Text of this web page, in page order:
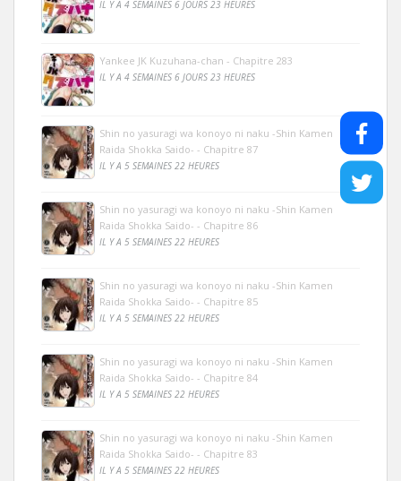
IL Y A 4 SEMAINES 6 JOURS 23 HEURES
Yankee JK Kuzuhana-chan - Chapitre 283
IL Y A 4 SEMAINES 6 JOURS 23 HEURES
Shin no yasuragi wa konoyo ni naku -Shin Kamen
Raida Shokka Saido- - Chapitre 87
IL Y A 5 SEMAINES 22 HEURES
Shin no yasuragi wa konoyo ni naku -Shin Kamen
Raida Shokka Saido- - Chapitre 86
IL Y A 5 SEMAINES 22 HEURES
Shin no yasuragi wa konoyo ni naku -Shin Kamen
Raida Shokka Saido- - Chapitre 85
IL Y A 5 SEMAINES 22 HEURES
Shin no yasuragi wa konoyo ni naku -Shin Kamen
Raida Shokka Saido- - Chapitre 84
IL Y A 5 SEMAINES 22 HEURES
Shin no yasuragi wa konoyo ni naku -Shin Kamen
Raida Shokka Saido- - Chapitre 83
IL Y A 5 SEMAINES 22 HEURES